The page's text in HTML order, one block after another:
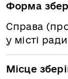
Форма
Справа
у місті
Місце